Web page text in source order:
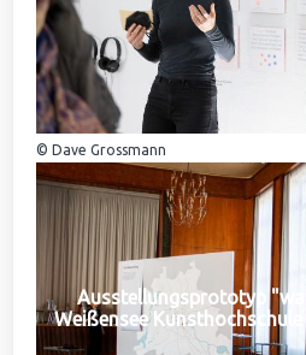
© Dave Grossmann
Ausstellungsprototyp
Weißensee